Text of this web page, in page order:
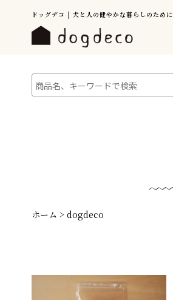
ドッグデコ | 犬と人の健やかな暮らしのために
ホーム > dogdeco